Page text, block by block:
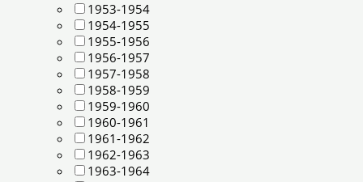
1953-1954
1954-1955
1955-1956
1956-1957
1957-1958
1958-1959
1959-1960
1960-1961
1961-1962
1962-1963
1963-1964